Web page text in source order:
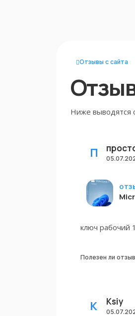
Отзывы с сайта
Ниже выводятся
ключ рабочий
Полезен ли
KSIYKsiy